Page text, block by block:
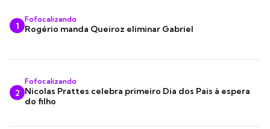
1
Fofocalizando
Rogério manda Queiroz eliminar Gabriel
2
Fofocalizando
Nicolas Prattes celebra primeiro Dia dos Pais à espera
do filho